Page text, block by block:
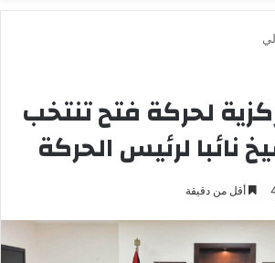
لحركة فتح تنتخب
نائبا لرئيس الحركة
أقل من دقيقة